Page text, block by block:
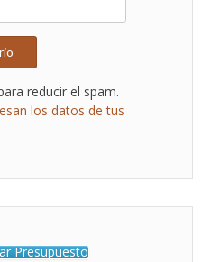
reducir el spam.
los datos de tus
Presupuesto